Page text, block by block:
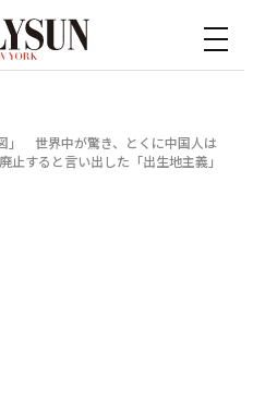
世界中が驚き、とくに中国人は
すると言い出した「出生地主義」